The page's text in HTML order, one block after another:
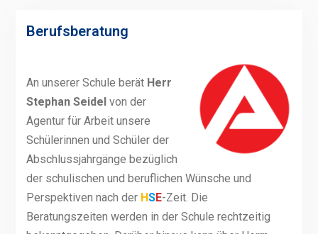
Berufsberatung
An unserer Schule berät Herr
Stephan Seidel von der
Agentur für Arbeit unsere
Schülerinnen und Schüler der
Abschlussjahrgänge bezüglich
der schulischen und beruflichen Wünsche und
Perspektiven nach der HSE-Zeit. Die
Beratungszeiten werden in der Schule rechtzeitig